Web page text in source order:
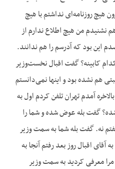
هیچ روزنامه‌ای نداشتم با هیچ
نشنیدم من هیچ اطلاع ندارم از
این بود که آدرسم را هم ندانند.
کابینه؟ گفت اقبال نخست‌وزیر
هم نشده بود و اینها نمی‌دانستم
آمدم تهران تلفن کردم اول به
گفت بله عوض شده و شما را
نه. گفت بله شما به سمت وزیر
اقبال روز بعد رفتم آنجا به
معرفی کردید به سمت وزیر